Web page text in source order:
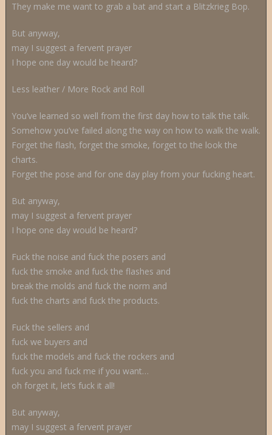
They make me want to grab a bat and start a Blitzkrieg Bop.
But anyway,
may I suggest a fervent prayer
I hope one day would be heard?
Less leather / More Rock and Roll
You’ve learned so well from the first day how to talk the talk.
Somehow you’ve failed along the way on how to walk the walk.
Forget the flash, forget the smoke, forget to the look the
charts.
Forget the pose and for one day play from your fucking heart.
But anyway,
may I suggest a fervent prayer
I hope one day would be heard?
Fuck the noise and fuck the posers and
fuck the smoke and fuck the flashes and
break the molds and fuck the norm and
fuck the charts and fuck the products.
Fuck the sellers and
fuck we buyers and
fuck the models and fuck the rockers and
fuck you and fuck me if you want…
oh forget it, let’s fuck it all!
But anyway,
may I suggest a fervent prayer